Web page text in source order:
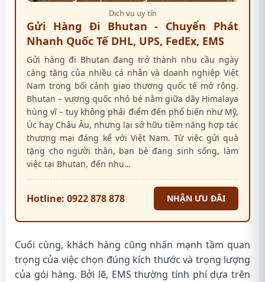
Dịch vụ uy tín
Gửi Hàng Đi Bhutan - Chuyển Phát
Nhanh Quốc Tế DHL, UPS, FedEx, EMS
Gửi hàng đi Bhutan đang trở thành nhu cầu ngày
càng tăng của nhiều cá nhân và doanh nghiệp Việt
Nam trong bối cảnh giao thương quốc tế mở rộng.
Bhutan – vương quốc nhỏ bé nằm giữa dãy Himalaya
hùng vĩ – tuy không phải điểm đến phổ biến như Mỹ,
Úc hay Châu Âu, nhưng lại sở hữu tiềm năng hợp tác
thương mại đáng kể với Việt Nam. Từ việc gửi quà
tặng cho người thân, bạn bè đang sinh sống, làm
việc tại Bhutan, đến nhu…
Hotline: 0922 878 878 NHẬN ƯU ĐÃI
Cuối cùng, khách hàng cũng nhấn mạnh tầm quan
trọng của việc chọn đúng kích thước và trọng lượng
của gói hàng. Bởi lẽ, EMS thường tính phí dựa trên